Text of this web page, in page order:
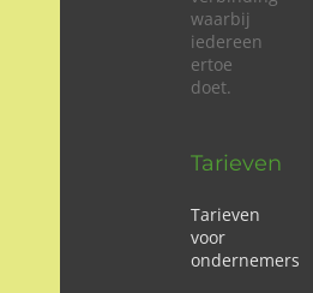
waarbij
iedereen
ertoe
doet.
Tarieven
Tarieven
voor
ondernemers